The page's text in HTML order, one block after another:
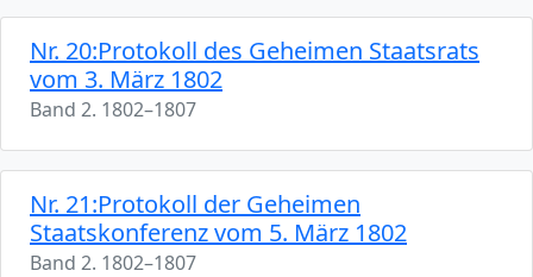
Nr. 20:Protokoll des Geheimen Staatsrats
vom 3. März 1802
Band 2. 1802–1807
Nr. 21:Protokoll der Geheimen
Staatskonferenz vom 5. März 1802
Band 2. 1802–1807